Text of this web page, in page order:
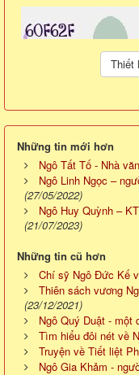
Những tin mới hơn
Ngô Tất Tố - Nhà
Ngô Linh Ngọc –
(27/05/2022)
Ngô Huy Quỳnh –
(21/07/2023)
Những tin cũ hơn
Chí sỹ Ngô Đức Kế
Thiên sách vương
(23/12/2021)
Ngô Quý Duật - một
Tìm hiểu đôi nét về
Truyện về Tiết liệt
Ngô Gia Khảm -